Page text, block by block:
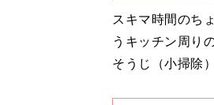
スキマ時間のち
うキッチン周り
そうじ（小掃除